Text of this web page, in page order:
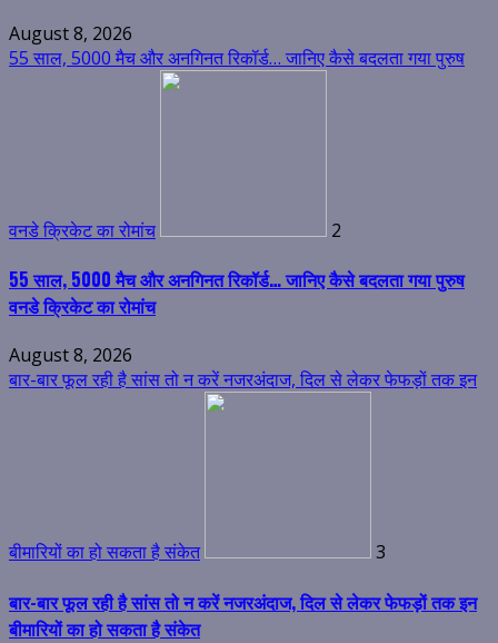
August 8, 2026
55 साल, 5000 मैच और अनगिनत रिकॉर्ड… जानिए कैसे बदलता गया पुरुष
वनडे क्रिकेट का रोमांच 2
55 साल, 5000 मैच और अनगिनत रिकॉर्ड… जानिए कैसे बदलता गया पुरुष
वनडे क्रिकेट का रोमांच
August 8, 2026
बार-बार फूल रही है सांस तो न करें नजरअंदाज, दिल से लेकर फेफड़ों तक इन
बीमारियों का हो सकता है संकेत 3
बार-बार फूल रही है सांस तो न करें नजरअंदाज, दिल से लेकर फेफड़ों तक इन
बीमारियों का हो सकता है संकेत